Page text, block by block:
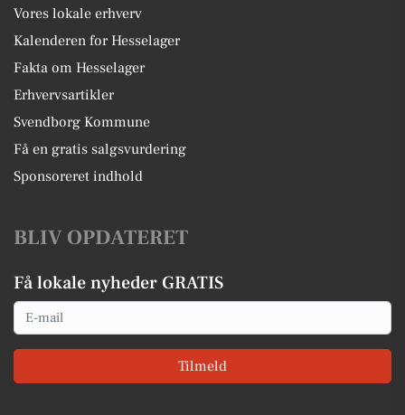
Vores lokale erhverv
Kalenderen for Hesselager
Fakta om Hesselager
Erhvervsartikler
Svendborg Kommune
Få en gratis salgsvurdering
Sponsoreret indhold
BLIV OPDATERET
Få lokale nyheder GRATIS
Email
Tilmeld